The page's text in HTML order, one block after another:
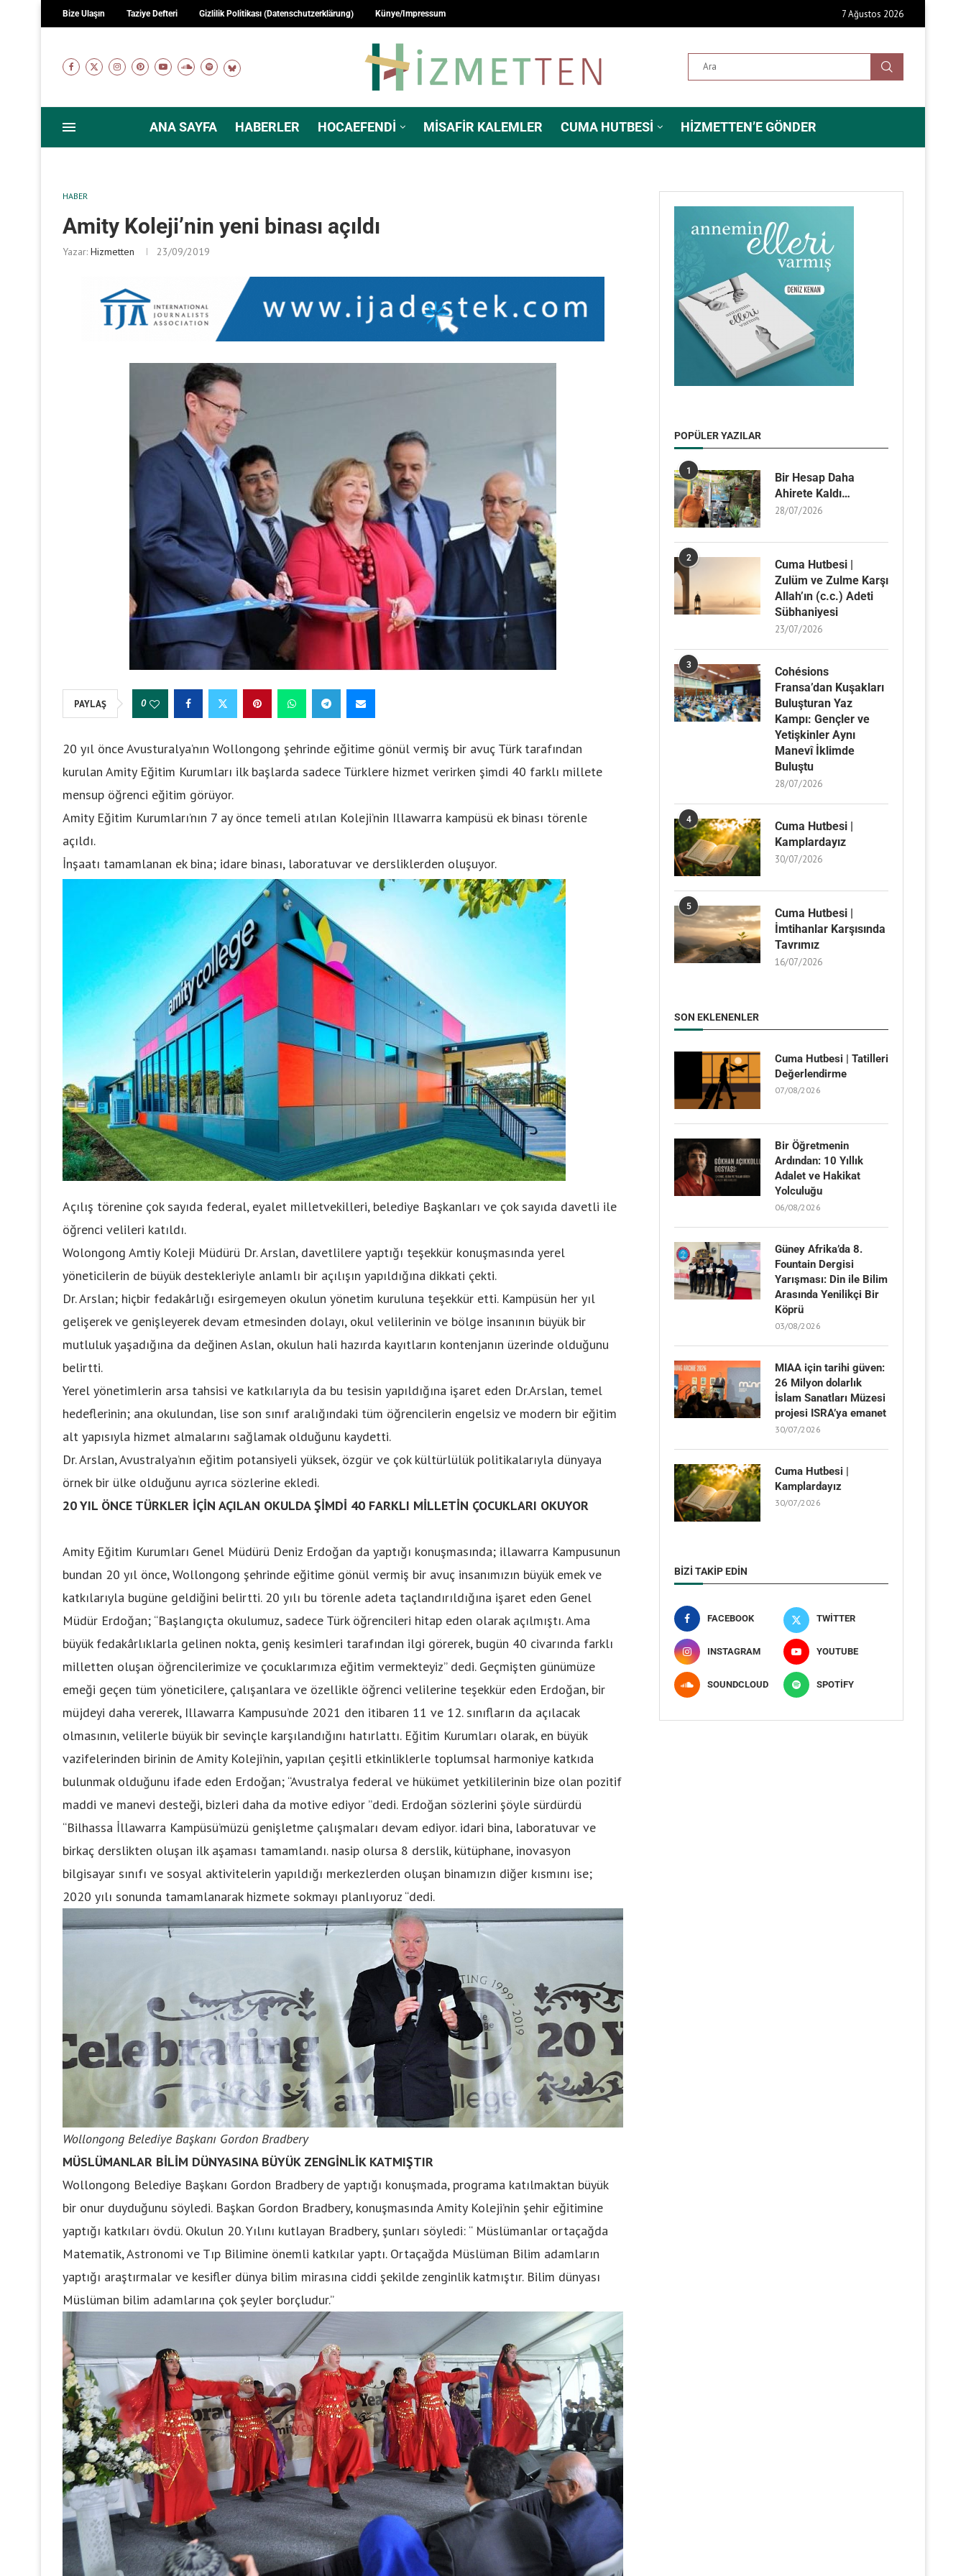
Bize Ulaşın Taziye Defteri Gizlilik Politikası (Datenschutzerklärung) Künye/Impressum 7 Ağustos 2026
ANA SAYFA HABERLER HOCAEFENDI MISAFIR KALEMLER CUMA HUTBESI HIZMETTEN’E GÖNDER
HABER
Amity Koleji’nin yeni binası açıldı
Yazar: Hizmetten 23/09/2019
PAYLAŞ 0
20 yıl önce Avusturalya’nın Wollongong şehrinde eğitime gönül vermiş bir avuç Türk tarafından
kurulan Amity Eğitim Kurumları ilk başlarda sadece Türklere hizmet verirken şimdi 40 farklı millete
mensup öğrenci eğitim görüyor.
Amity Eğitim Kurumları’nın 7 ay önce temeli atılan Koleji’nin Illawarra kampüsü ek binası törenle
açıldı.
İnşaatı tamamlanan ek bina; idare binası, laboratuvar ve dersliklerden oluşuyor.
Açılış törenine çok sayıda federal, eyalet milletvekilleri, belediye Başkanları ve çok sayıda davetli ile
öğrenci velileri katıldı.
Wolongong Amtiy Koleji Müdürü Dr. Arslan, davetlilere yaptığı teşekkür konuşmasında yerel
yöneticilerin de büyük destekleriyle anlamlı bir açılışın yapıldığına dikkati çekti.
Dr. Arslan; hiçbir fedakârlığı esirgemeyen okulun yönetim kuruluna teşekkür etti. Kampüsün her yıl
gelişerek ve genişleyerek devam etmesinden dolayı, okul velilerinin ve bölge insanının büyük bir
mutluluk yaşadığına da değinen Aslan, okulun hali hazırda kayıtların kontenjanın üzerinde olduğunu
belirtti.
Yerel yönetimlerin arsa tahsisi ve katkılarıyla da bu tesisin yapıldığına işaret eden Dr.Arslan, temel
hedeflerinin; ana okulundan, lise son sınıf aralığındaki tüm öğrencilerin engelsiz ve modern bir eğitim
alt yapısıyla hizmet almalarını sağlamak olduğunu kaydetti.
Dr. Arslan, Avustralya’nın eğitim potansiyeli yüksek, özgür ve çok kültürlülük politikalarıyla dünyaya
örnek bir ülke olduğunu ayrıca sözlerine ekledi.
20 YIL ÖNCE TÜRKLER İÇİN AÇILAN OKULDA ŞİMDİ 40 FARKLI MİLLETİN ÇOCUKLARI OKUYOR
Amity Eğitim Kurumları Genel Müdürü Deniz Erdoğan da yaptığı konuşmasında; illawarra Kampusunun
bundan 20 yıl önce, Wollongong şehrinde eğitime gönül vermiş bir avuç insanımızın büyük emek ve
katkılarıyla bugüne geldiğini belirtti. 20 yılı bu törenle adeta taçlandırıldığına işaret eden Genel
Müdür Erdoğan; “Başlangıçta okulumuz, sadece Türk öğrencileri hitap eden olarak açılmıştı. Ama
büyük fedakârlıklarla gelinen nokta, geniş kesimleri tarafından ilgi görerek, bugün 40 civarında farklı
milletten oluşan öğrencilerimize ve çocuklarımıza eğitim vermekteyiz” dedi. Geçmişten günümüze
emeği geçen tüm yöneticilere, çalışanlara ve özellikle öğrenci velilerine teşekkür eden Erdoğan, bir
müjdeyi daha vererek, Illawarra Kampusu’nde 2021 den itibaren 11 ve 12. sınıfların da açılacak
olmasının, velilerle büyük bir sevinçle karşılandığını hatırlattı. Eğitim Kurumları olarak, en büyük
vazifelerinden birinin de Amity Koleji’nin, yapılan çeşitli etkinliklerle toplumsal harmoniye katkıda
bulunmak olduğunu ifade eden Erdoğan; “Avustralya federal ve hükümet yetkililerinin bize olan pozitif
maddi ve manevi desteği, bizleri daha da motive ediyor ”dedi. Erdoğan sözlerini şöyle sürdürdü
“Bilhassa İllawarra Kampüsü’müzü genişletme çalışmaları devam ediyor. idari bina, laboratuvar ve
birkaç derslikten oluşan ilk aşaması tamamlandı. nasip olursa 8 derslik, kütüphane, inovasyon
bilgisayar sınıfı ve sosyal aktivitelerin yapıldığı merkezlerden oluşan binamızın diğer kısmını ise;
2020 yılı sonunda tamamlanarak hizmete sokmayı planlıyoruz “dedi.
Wollongong Belediye Başkanı Gordon Bradbery
MÜSLÜMANLAR BİLİM DÜNYASINA BÜYÜK ZENGİNLİK KATMIŞTIR
Wollongong Belediye Başkanı Gordon Bradbery de yaptığı konuşmada, programa katılmaktan büyük
bir onur duyduğunu söyledi. Başkan Gordon Bradbery, konuşmasında Amity Koleji’nin şehir eğitimine
yaptığı katkıları övdü. Okulun 20. Yılını kutlayan Bradbery, şunları söyledi: “ Müslümanlar ortaçağda
Matematik, Astronomi ve Tıp Bilimine önemli katkılar yaptı. Ortaçağda Müslüman Bilim adamların
yaptığı araştırmalar ve kesifler dünya bilim mirasına ciddi şekilde zenginlik katmıştır. Bilim dünyası
Müslüman bilim adamlarına çok şeyler borçludur.”
POPÜLER YAZILAR
1
Bir Hesap Daha
Ahirete Kaldı…
28/07/2026
2
Cuma Hutbesi |
Zulüm ve Zulme Karşı
Allah’ın (c.c.) Adeti
Sübhaniyesi
23/07/2026
3
Cohésions
Fransa’dan Kuşakları
Buluşturan Yaz
Kampı: Gençler ve
Yetişkinler Aynı
Manevî İklimde
Buluştu
28/07/2026
4
Cuma Hutbesi |
Kamplardayız
30/07/2026
5
Cuma Hutbesi |
İmtihanlar Karşısında
Tavrımız
16/07/2026
SON EKLENENLER
Cuma Hutbesi | Tatilleri
Değerlendirme
07/08/2026
Bir Öğretmenin
Ardından: 10 Yıllık
Adalet ve Hakikat
Yolculuğu
06/08/2026
Güney Afrika’da 8.
Fountain Dergisi
Yarışması: Din ile Bilim
Arasında Yenilikçi Bir
Köprü
03/08/2026
MIAA için tarihi güven:
26 Milyon dolarlık
İslam Sanatları Müzesi
projesi ISRA’ya emanet
30/07/2026
Cuma Hutbesi |
Kamplardayız
30/07/2026
BIZI TAKIP EDIN
FACEBOOK TWITTER
INSTAGRAM YOUTUBE
SOUNDCLOUD SPOTIFY